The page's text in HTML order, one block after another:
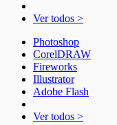
Ver todos >
Photoshop
CorelDRAW
Fireworks
Illustrator
Adobe Flash
Ver todos >